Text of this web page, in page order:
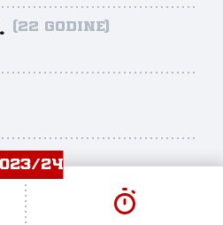
(22 godine)
24